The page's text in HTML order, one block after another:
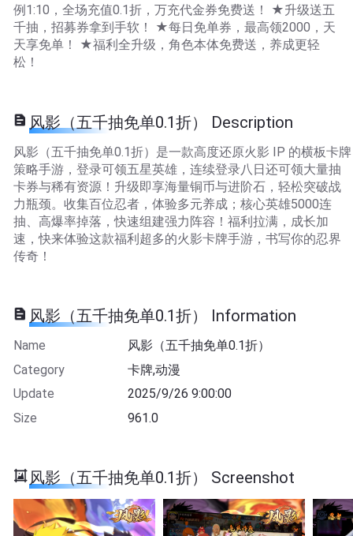
例1:10，全场充值0.1折，万充代金券免费送！ ★升级送五
千抽，招募券拿到手软！ ★每日免单券，最高领2000，天
天享免单！ ★福利全升级，角色本体免费送，养成更轻
松！
风影（五千抽免单0.1折） Description
风影（五千抽免单0.1折）是一款高度还原火影 IP 的横板卡牌
策略手游，登录可领五星英雄，连续登录八日还可领大量抽
卡券与稀有资源！升级即享海量铜币与进阶石，轻松突破战
力瓶颈。收集百位忍者，体验多元养成；核心英雄5000连
抽、高爆率掉落，快速组建强力阵容！福利拉满，成长加
速，快来体验这款福利超多的火影卡牌手游，书写你的忍界
传奇！
风影（五千抽免单0.1折） Information
Name
风影（五千抽免单0.1折）
Category
卡牌,动漫
Update
2025/9/26 9:00:00
Size
961.0
风影（五千抽免单0.1折） Screenshot